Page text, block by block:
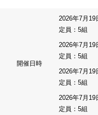
開催日時
2026年7月
定員：5組
2026年7月
定員：5組
2026年7月
定員：5組
2026年7月
定員：5組